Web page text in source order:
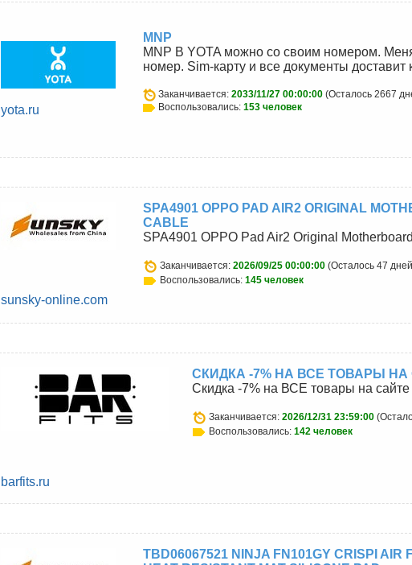
yota.ru
MNP
MNP В YOTA можно со своим номером.
номер. Sim-карту и все документы доставит
Заканчивается: 2033/11/27 00:00:00 (Осталось 2667
Воспользовались: 153 человек
sunsky-online.com
SPA4901 OPPO PAD AIR2 ORIGINAL
CABLE
SPA4901 OPPO Pad Air2 Original
Заканчивается: 2026/09/25 00:00:00 (Осталось 47
Воспользовались: 145 человек
barfits.ru
СКИДКА -7% НА ВСЕ ТОВАРЫ НА
Скидка -7% на ВСЕ товары на сайте
Заканчивается: 2026/12/31 23:59:00
Воспользовались: 142 человек
TBD06067521 NINJA FN101GY CRISPI AIR